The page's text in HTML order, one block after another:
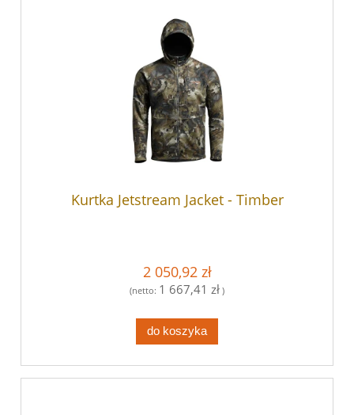
Kurtka Jetstream Jacket - Timber
2 050,92 zł
(netto: 1 667,41 zł )
do koszyka